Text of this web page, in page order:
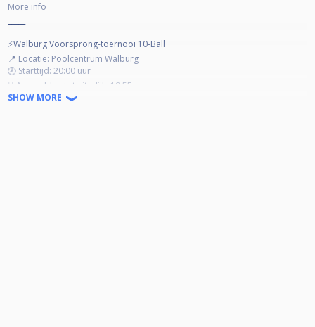
More info
⚡️Walburg Voorsprong-toernooi 10-Ball
📍 Locatie: Poolcentrum Walburg
🕗 Starttijd: 20:00 uur
⏳ Aanmelden tot uiterlijk: 19:55 uur
SHOW MORE